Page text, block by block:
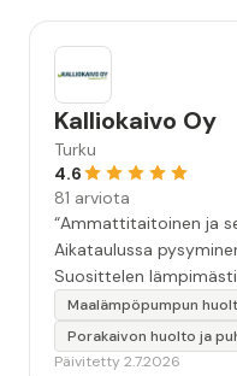
Kalliokaivo Oy
Turku
4.6
81 arviota
“Ammattitaitoinen ja
Aikataulussa
Suosittelen
Maalämpöpumpun
Porakaivon huolto ja
Päivitetty 2.7.2026